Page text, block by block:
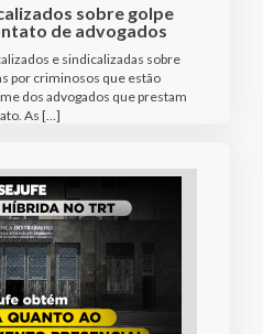
sobre golpe
de advogados
e sindicalizadas sobre
por criminosos que estão
dos advogados que prestam
As […]